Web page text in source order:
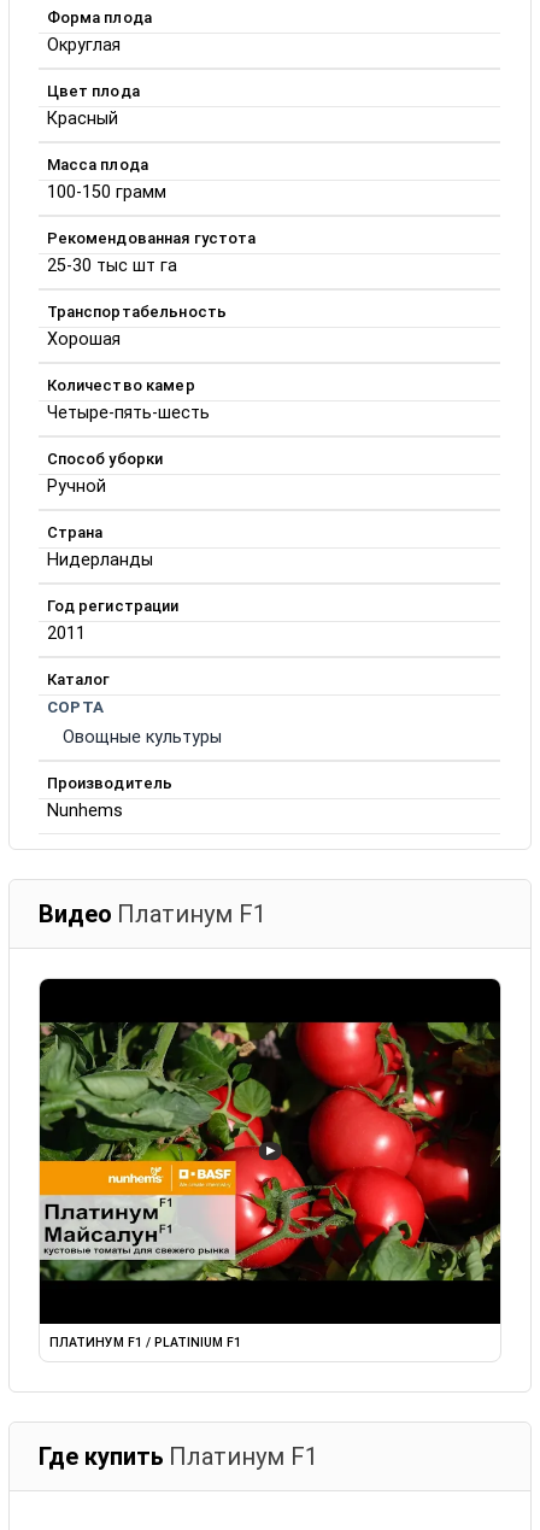
Форма плода
Округлая
Цвет плода
Красный
Масса плода
100-150 грамм
Рекомендованная густота
25-30 тыс шт га
Транспортабельность
Хорошая
Количество камер
Четыре-пять-шесть
Способ уборки
Ручной
Страна
Нидерланды
Год регистрации
2011
Каталог
СОРТА
Овощные культуры
Производитель
Nunhems
Видео Платинум F1
▶
ПЛАТИНУМ F1 / PLATINIUM F1
Где купить Платинум F1